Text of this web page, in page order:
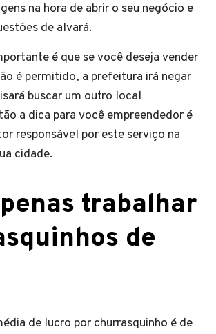
na hora de abrir o seu negócio e
de alvará.
é que se você deseja vender
é permitido, a prefeitura irá negar
buscar um outro local
a dica para você empreendedor é
responsável por este serviço na
cidade.
trabalhar
de
de lucro por churrasquinho é de